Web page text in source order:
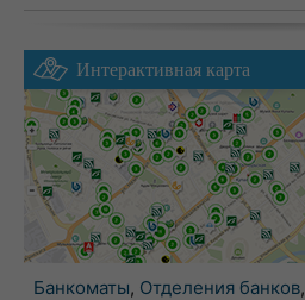
Интерактивная карта
Банкоматы, Отделения банков,